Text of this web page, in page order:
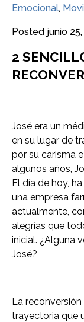
Emocional,
Posted junio
2
José era un
en su lugar de
por su carisma
algunos años,
El día de hoy,
una empresa
actualmente,
alegrías que
inicial. ¿Alguna
José?
La
trayectoria que